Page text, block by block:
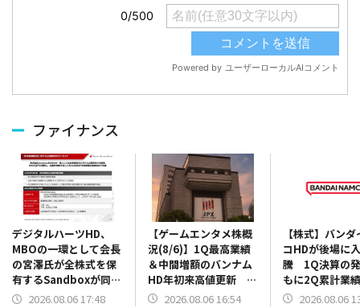
ファイナンス
デジタルハーツHD、
MBOの一環として会長
の宮澤氏が全株式を保
有するSandboxが同社
株式に対するTOBを実
2026.08.06 17:48
【ゲームエンタメ株概
況(8/6)】1Q最高業績
＆中間増額のバンナム
HD年初来高値更新 コ
ロプラ伸び悩む、
2026.08.06 16:54
【株式】バン
コHDが後場に
騰 1Q決算の
もに2Q累計業
上方修正を発表
2026.08.06